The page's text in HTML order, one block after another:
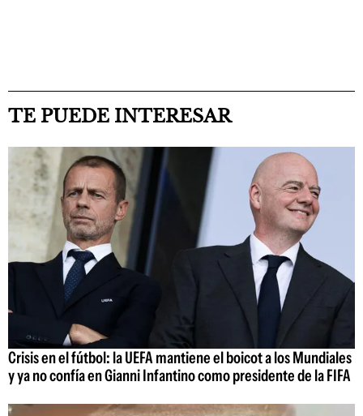
TE PUEDE INTERESAR
Crisis en el fútbol: la UEFA mantiene el boicot a los Mundiales
y ya no confía en Gianni Infantino como presidente de la FIFA